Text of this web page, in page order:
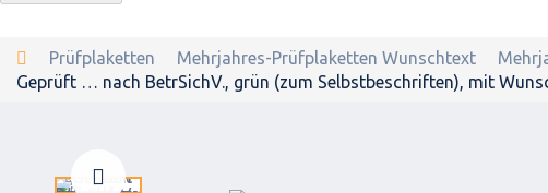
Prüfplaketten Mehrjahres-Prüfplaketten Wunschtext
Geprüft … nach BetrSichV., grün (zum Selbstbeschriften), mit